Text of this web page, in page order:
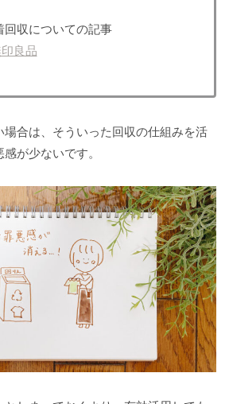
収についての記事
良品
場合は、そういった回収の仕組みを活
が少ないです。